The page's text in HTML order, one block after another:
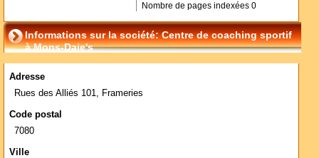
Nombre de pages indexées 0
Informations sur la société: Centre de coaching sportif
à Mons-Daie's
Adresse
Rues des Alliés 101, Frameries
Code postal
7080
Ville